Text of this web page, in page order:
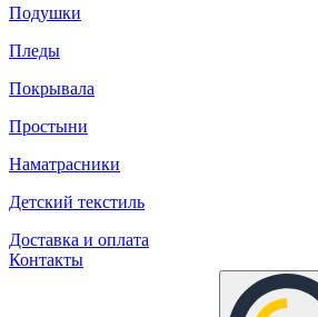
Подушки
Пледы
Покрывала
Простыни
Наматрасники
Детский текстиль
Доставка и оплата
Контакты